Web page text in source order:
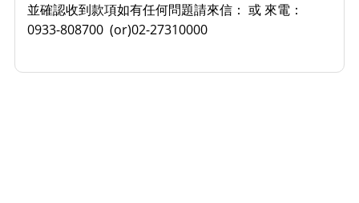
並確認收到款項如有任何問題請來信： 或 來電：
0933-808700 (or)02-27310000